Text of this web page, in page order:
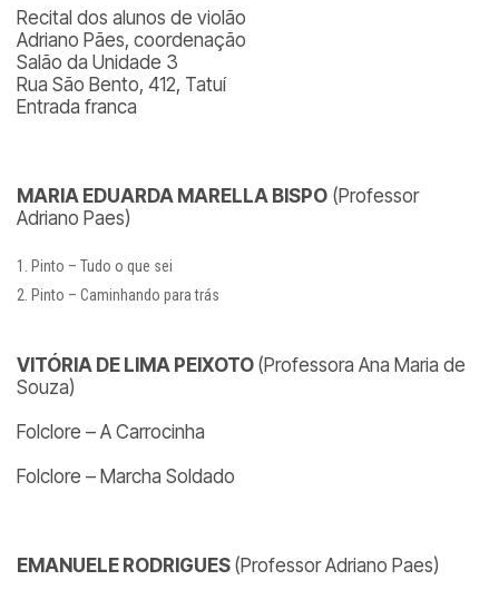
Recital dos alunos de violão
Adriano Pães, coordenação
Salão da Unidade 3
Rua São Bento, 412, Tatuí
Entrada franca
MARIA EDUARDA MARELLA BISPO (Professor
Adriano Paes)
Pinto – Tudo o que sei
Pinto – Caminhando para trás
VITÓRIA DE LIMA PEIXOTO (Professora Ana Maria de
Souza)
Folclore – A Carrocinha
Folclore – Marcha Soldado
EMANUELE RODRIGUES (Professor Adriano Paes)